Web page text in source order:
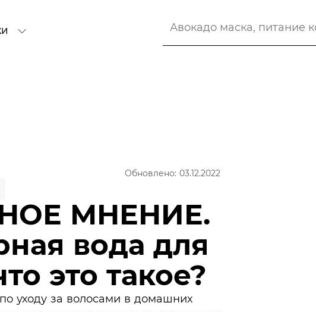
Обновлено: 03.12.2022
МНЕНИЕ.
вода для
это такое?
уходу за волосами в домашних